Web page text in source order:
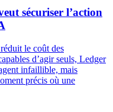
sécuriser l’action
le coût des
d’agir seuls, Ledger
infaillible, mais
précis où une